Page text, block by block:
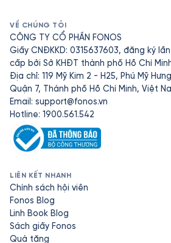
VỀ CHÚNG TÔI
CÔNG TY CỔ PHẦN FONOS
Giấy CNĐKKD: 0315637603, đăng ký
cấp bởi Sở KHĐT thành phố Hồ Chí
Địa chỉ: 119 Mỹ Kim 2 - H25, Phú Mỹ
Quận 7, Thành phố Hồ Chí Minh, Việt
Email: support@fonos.vn
Hotline: 1900.561.542
LIÊN KẾT NHANH
Chính sách hội viên
Fonos Blog
Linh Book Blog
Sách giấy Fonos
Quà tặng